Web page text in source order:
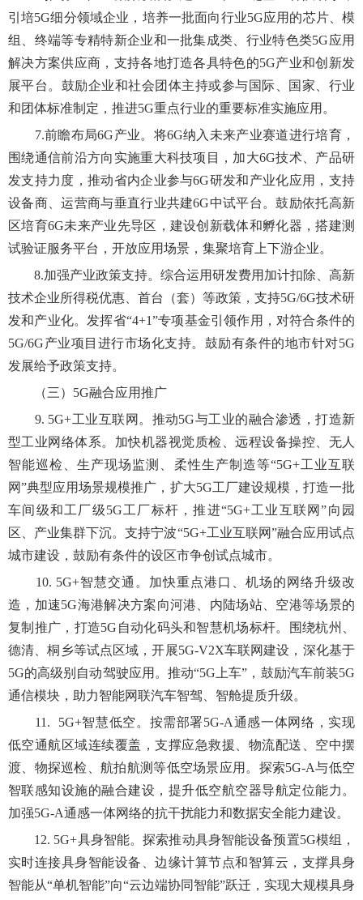
引培5G细分领域企业，培养一批面向行业5G应用的芯片、模
组、终端等专精特新企业和一批集成类、行业特色类5G应用
解决方案供应商，支持各地打造各具特色的5G产业和创新发
展平台。鼓励企业和社会团体主持或参与国际、国家、行业
和团体标准制定，推进5G重点行业的重要标准实施应用。
7.前瞻布局6G产业。将6G纳入未来产业赛道进行培育，
围绕通信前沿方向实施重大科技项目，加大6G技术、产品研
发支持力度，推动省内企业参与6G研发和产业化应用，支持
设备商、运营商与垂直行业共建6G中试平台。鼓励依托高新
区培育6G未来产业先导区，建设创新载体和孵化器，搭建测
试验证服务平台，开放应用场景，集聚培育上下游企业。
8.加强产业政策支持。综合运用研发费用加计扣除、高新
技术企业所得税优惠、首台（套）等政策，支持5G/6G技术研
发和产业化。发挥省“4+1”专项基金引领作用，对符合条件的
5G/6G产业项目进行市场化支持。鼓励有条件的地市针对5G
发展给予政策支持。
（三）5G融合应用推广
9. 5G+工业互联网。推动5G与工业的融合渗透，打造新
型工业网络体系。加快机器视觉质检、远程设备操控、无人
智能巡检、生产现场监测、柔性生产制造等“5G+工业互联
网”典型应用场景规模推广，扩大5G工厂建设规模，打造一批
车间级和工厂级5G工厂标杆，推进“5G+工业互联网”向园
区、产业集群下沉。支持宁波“5G+工业互联网”融合应用试点
城市建设，鼓励有条件的设区市争创试点城市。
10. 5G+智慧交通。加快重点港口、机场的网络升级改
造，加速5G海港解决方案向河港、内陆场站、空港等场景的
复制推广，打造5G自动化码头和智慧机场标杆。围绕杭州、
德清、桐乡等试点区域，开展5G-V2X车联网建设，深化基于
5G的高级别自动驾驶应用。推动“5G上车”，鼓励汽车前装5G
通信模块，助力智能网联汽车智驾、智舱提质升级。
11. 5G+智慧低空。按需部署5G-A通感一体网络，实现
低空通航区域连续覆盖，支撑应急救援、物流配送、空中摆
渡、物探巡检、航拍航测等低空场景应用。探索5G-A与低空
智联感知设施的融合建设，提升低空航空器导航定位能力。
加强5G-A通感一体网络的抗干扰能力和数据安全能力建设。
12. 5G+具身智能。探索推动具身智能设备预置5G模组，
实时连接具身智能设备、边缘计算节点和智算云，支撑具身
智能从“单机智能”向“云边端协同智能”跃迁，实现大规模具身